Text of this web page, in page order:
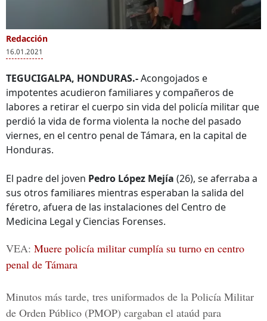
Redacción
16.01.2021
TEGUCIGALPA, HONDURAS.-Acongojados e
impotentes acudieron familiares y compañeros de
labores a retirar el cuerpo sin vida del policía militar que
perdió la vida de forma violenta la noche del pasado
viernes, en el centro penal de Támara, en la capital de
Honduras.
El padre del joven Pedro López Mejía (26), se aferraba a
sus otros familiares mientras esperaban la salida del
féretro, afuera de las instalaciones del Centro de
Medicina Legal y Ciencias Forenses.
VEA: Muere policía militar cumplía su turno en centro
penal de Támara
Minutos más tarde, tres uniformados de la Policía Militar
de Orden Público (PMOP) cargaban el ataúd para